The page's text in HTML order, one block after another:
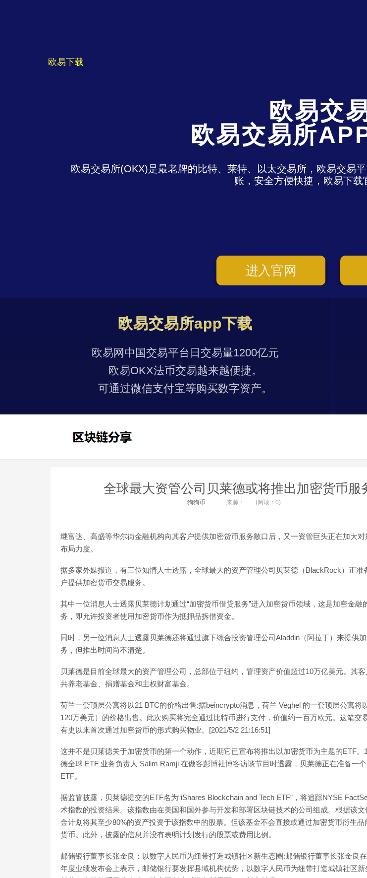
欧易下载
欧易交
欧易交易所
欧易交易所(OKX)是最老牌的比特、莱特、以太交易所，欧易交易
账，安全方便快捷，欧易下载
进入官网
欧易交易所app下载
欧易网中国交易平台日交易量1200亿元
欧易OKX法币交易越来越便捷。
可通过微信支付宝等购买数字资产。
全球最大资管公司贝莱德或将推出加密货币服
狗狗币 来源： (阅读：0)
继富达、高盛等华尔街金融机构向其客户提供加密货币服务敞口后，又一资管巨头正在加大
布局力度。
据多家外媒报道，有三位知情人士透露，全球最大的资产管理公司贝莱德（BlackRock）正准
户提供加密货币交易服务。
其中一位消息人士透露贝莱德计划通过“加密货币借贷服务”进入加密货币领域，这是加密金融
务，即允许投资者使用加密货币作为抵押品拆借资金。
同时，另一位消息人士透露贝莱德还将通过旗下综合投资管理公司Aladdin（阿拉丁）来提供
务，但推出时间尚不清楚。
贝莱德是目前全球最大的资产管理公司，总部位于纽约，管理资产价值超过10万亿美元。其
共养老基金、捐赠基金和主权财富基金。
荷兰一套顶层公寓将以21 BTC的价格出售:据beincrypto消息，荷兰 Veghel 的一套顶层公寓将
120万美元）的价格出售。此次购买将完全通过比特币进行支付，价值约一百万欧元。这笔交
有史以来首次通过加密货币的形式购买物业。[2021/5/2 21:16:51]
这并不是贝莱德关于加密货币的第一个动作，近期它已宣布将推出以加密货币为主题的ETF。
德全球 ETF 业务负责人 Salim Ramji 在做客彭博社博客访谈节目时透露，贝莱德正在准备一
ETF。
据监管披露，贝莱德提交的ETF名为“iShares Blockchain and Tech ETF”，将追踪NYSE
术指数的投资结果。该指数由在美国和国外参与开发和部署区块链技术的公司组成。根据该
金计划将其至少80%的资产投资于该指数中的股票。但该基金不会直接或通过加密货币衍生
货币。此外，披露的信息并没有表明计划发行的股票或费用比例。
邮储银行董事长张金良：以数字人民币为纽带打造城镇社区新生态圈:邮储银行董事长张金良
年度业绩发布会上表示，邮储银行要发挥县域机构优势，以数字人民币为纽带打造城镇社区